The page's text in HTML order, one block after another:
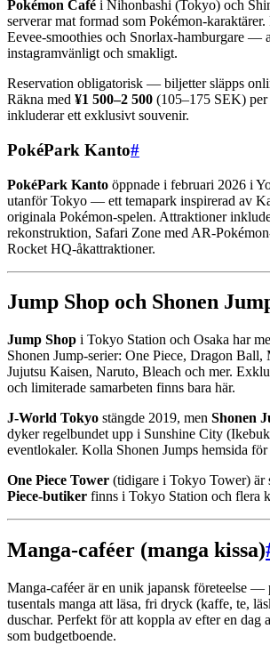
Pokémon Café i Nihonbashi (Tokyo) och
serverar mat formad som Pokémon-
Eevee-smoothies och Snorlax-hamburgare —
instagramvänligt och smakligt.
Reservation obligatorisk — biljetter släpps
Räkna med ¥1 500–2 500 (105–175 SEK)
inkluderar ett exklusivt souvenir.
PokéPark Kanto#
PokéPark Kanto öppnade i februari 2026 i
utanför Tokyo — ett temapark inspirerad av
originala Pokémon-spelen. Attraktioner
rekonstruktion, Safari Zone med AR-
Rocket HQ-åkattraktioner.
Jump Shop och Shonen
Jump Shop i Tokyo Station och Osaka har
Shonen Jump-serier: One Piece, Dragon
Jujutsu Kaisen, Naruto, Bleach och mer.
och limiterade samarbeten finns bara här.
J-World Tokyo stängde 2019, men Shonen
dyker regelbundet upp i Sunshine City
eventlokaler. Kolla Shonen Jumps hemsida
One Piece Tower (tidigare i Tokyo Tower) är
Piece-butiker finns i Tokyo Station och flera
Manga-caféer (manga kissa)
Manga-caféer är en unik japansk företeelse —
tusentals manga att läsa, fri dryck (kaffe, te,
duschar. Perfekt för att koppla av efter en
som budgetboende.